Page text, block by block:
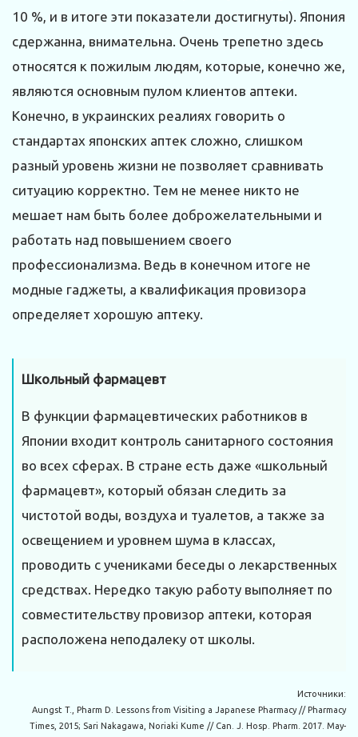
10 %, и в итоге эти показатели достигнуты). Япония
сдержанна, внимательна. Очень трепетно здесь
относятся к пожилым людям, которые, конечно же,
являются основным пулом клиентов аптеки.
Конечно, в украинских реалиях говорить о
стандартах японских аптек сложно, слишком
разный уровень жизни не позволяет сравнивать
ситуацию корректно. Тем не менее никто не
мешает нам быть более доброжелательными и
работать над повышением своего
профессионализма. Ведь в конечном итоге не
модные гаджеты, а квалификация провизора
определяет хорошую аптеку.
Школьный фармацевт
В функции фармацевтических работников в
Японии входит контроль санитарного состояния
во всех сферах. В стране есть даже «школьный
фармацевт», который обязан следить за
чистотой воды, воздуха и туалетов, а также за
освещением и уровнем шума в классах,
проводить с учениками беседы о лекарственных
средствах. Нередко такую работу выполняет по
совместительству провизор аптеки, которая
расположена неподалеку от школы.
Источники:
Aungst T., Pharm D. Lessons from Visiting a Japanese Pharmacy // Pharmacy
Times, 2015; Sari Nakagawa, Noriaki Kume // Can. J. Hosp. Pharm. 2017. May-